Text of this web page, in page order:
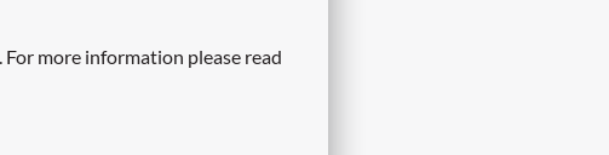
more information please read